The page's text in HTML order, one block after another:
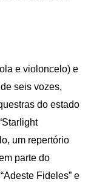
e violoncelo) e
seis vozes,
do estado
um repertório
parte do
Fideles” e